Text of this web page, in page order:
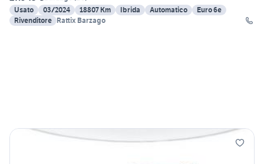
Usato
03/2024 18807 Km Ibrida Automatico
Euro 6e
Rivenditore Rattix Barzago